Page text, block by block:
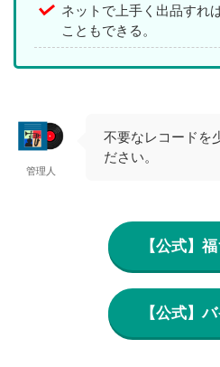
ネットで上手く出品すれ
こともできる。
管理人
不要なレコードを
ださい。
【公式】
【公式】